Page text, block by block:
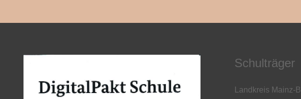
Schulträger
Landkreis Mainz-